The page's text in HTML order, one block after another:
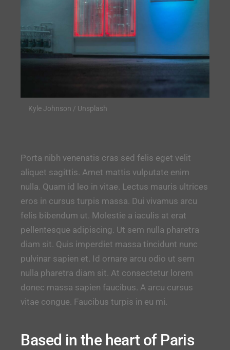
Kyle Johnson / Unsplash
Porta nibh venenatis cras sed felis eget velit
aliquet sagittis. Amet mattis vulputate enim
nulla. Quam id leo in vitae. Lectus mauris ultrices
eros in cursus turpis massa. Dui vivamus arcu
felis bibendum ut. Molestie a iaculis at erat
pellentesque adipiscing. Ut sem nulla pharetra
diam sit. Quis imperdiet massa tincidunt nunc
pulvinar sapien et. Id ornare arcu odio ut sem
nulla pharetra diam sit. At consectetur lorem
donec massa sapien faucibus. A arcu cursus
vitae congue. Faucibus turpis in eu mi.
Based in the heart of Paris